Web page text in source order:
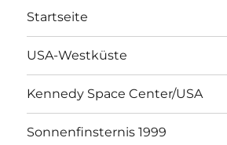
Startseite
USA-Westküste
Kennedy Space Center/USA
Sonnenfinsternis 1999